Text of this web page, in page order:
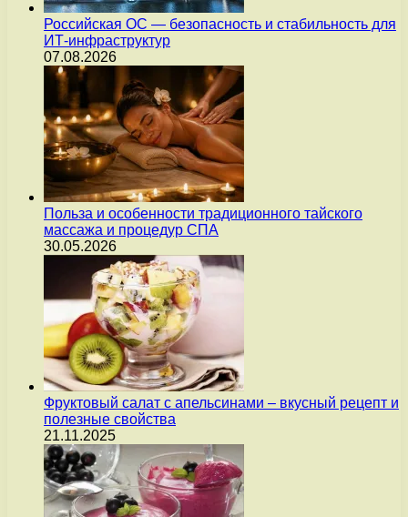
Российская ОС — безопасность и стабильность для
ИТ-инфраструктур
07.08.2026
Польза и особенности традиционного тайского
массажа и процедур СПА
30.05.2026
Фруктовый салат с апельсинами – вкусный рецепт и
полезные свойства
21.11.2025